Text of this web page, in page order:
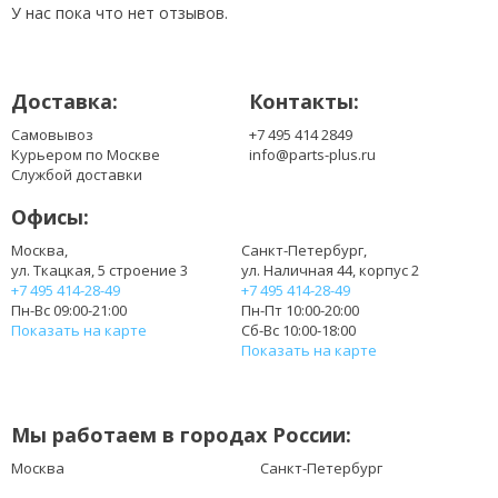
N140O6-L02
У нас пока что нет отзывов.
Доставка:
Самовывоз
Курьером по Москве
Службой доставки
Контакты:
+7 495 414 2849
info@parts-plus.ru
Офисы:
Москва,
ул. Ткацкая, 5 строение 3
+7 495 414-28-49
Пн-Вс 09:00-21:00
Показать на карте
Санкт-Петербург,
ул. Наличная 44, корпус 2
+7 495 414-28-49
Пн-Пт 10:00-20:00
Сб-Вс 10:00-18:00
Показать на карте
Мы работаем в городах России:
Москва Санкт-Петербург